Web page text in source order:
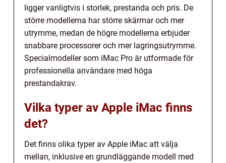
ligger vanligtvis i storlek, prestanda och pris. De
större modellerna har större skärmar och mer
utrymme, medan de högre modellerna erbjuder
snabbare processorer och mer lagringsutrymme.
Specialmodeller som iMac Pro är utformade för
professionella användare med höga
prestandakrav.
Vilka typer av Apple iMac finns
det?
Det finns olika typer av Apple iMac att välja
mellan, inklusive en grundläggande modell med